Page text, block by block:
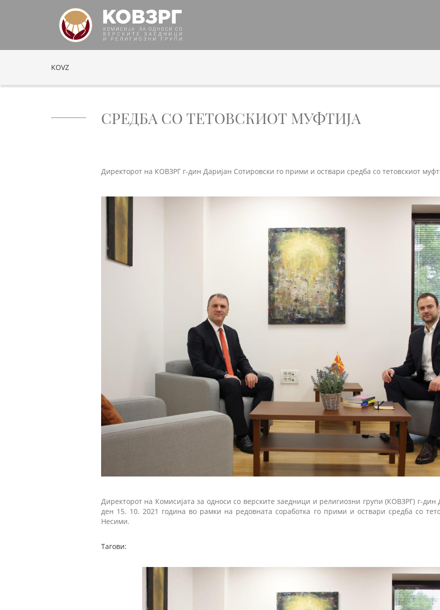
KOVZ
СРЕДБА СО ТЕТОВСКИОТ МУФТИЈА
Директорот на КОВЗРГ г-дин Даријан Сотировски го прими и оствари средба со тетовскиот
Директорот на Комисијата за односи со верските заедници и религиозни групи (КОВЗРГ) г-дин
ден 15. 10. 2021 година во рамки на редовната соработка го прими и оствари средба со
Несими.
Тагови: